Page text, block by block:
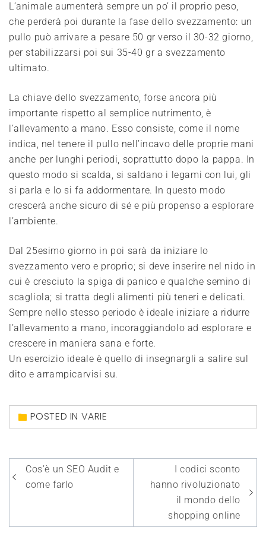
L’animale aumenterà sempre un po’ il proprio peso,
che perderà poi durante la fase dello svezzamento: un
pullo può arrivare a pesare 50 gr verso il 30-32 giorno,
per stabilizzarsi poi sui 35-40 gr a svezzamento
ultimato.
La chiave dello svezzamento, forse ancora più
importante rispetto al semplice nutrimento, è
l’allevamento a mano. Esso consiste, come il nome
indica, nel tenere il pullo nell’incavo delle proprie mani
anche per lunghi periodi, soprattutto dopo la pappa. In
questo modo si scalda, si saldano i legami con lui, gli
si parla e lo si fa addormentare. In questo modo
crescerà anche sicuro di sé e più propenso a esplorare
l’ambiente.
Dal 25esimo giorno in poi sarà da iniziare lo
svezzamento vero e proprio; si deve inserire nel nido in
cui è cresciuto la spiga di panico e qualche semino di
scagliola; si tratta degli alimenti più teneri e delicati.
Sempre nello stesso periodo è ideale iniziare a ridurre
l’allevamento a mano, incoraggiandolo ad esplorare e
crescere in maniera sana e forte.
Un esercizio ideale è quello di insegnargli a salire sul
dito e arrampicarvisi su.
POSTED IN VARIE
Navigazione
articoli
Cos’è un SEO Audit e
come farlo
I codici sconto
hanno rivoluzionato
il mondo dello
shopping online